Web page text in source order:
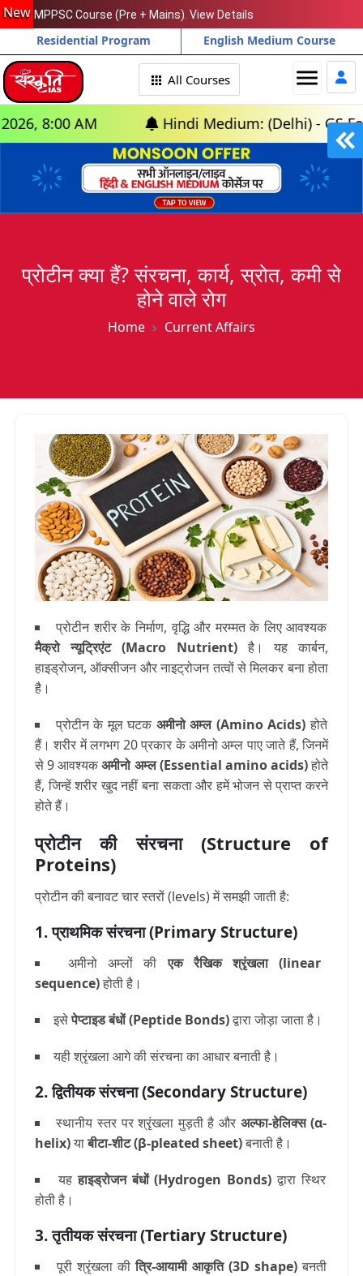
New MPPSC Course (Pre + Mains). View Details
Residential Program English Medium Course
menu
All Courses
Hindi Medium: (Delhi) - GS Foundation
प्रोटीन क्या हैं? संरचना, कार्य, स्रोत, कमी से
होने वाले रोग
Home Current Affairs
प्रोटीनशरीर के निर्माण, वृद्धि और मरम्मत के लिए आवश्यक
मैक्रो न्यूट्रिएंट (Macro Nutrient) है। यह कार्बन,
हाइड्रोजन, ऑक्सीजन और नाइट्रोजनतत्वों से मिलकर बना होता
है।
प्रोटीन के मूल घटक अमीनो अम्ल (Amino Acids) होते
हैं। शरीर में लगभग20 प्रकार के अमीनो अम्ल पाए जाते हैं, जिनमें
से 9आवश्यकअमीनो अम्ल (Essential amino acids)होते
हैं, जिन्हें शरीर खुद नहीं बना सकता और हमें भोजन से प्राप्त करने
होते हैं।
प्रोटीन की संरचना (Structure of
Proteins)
प्रोटीन की बनावट चार स्तरों (levels) में समझी जाती है:
1. प्राथमिक संरचना (Primary Structure)
अमीनो अम्लों की एक रैखिक श्रृंखला (linear
sequence)होती है।
इसेपेप्टाइड बंधों (Peptide Bonds)द्वारा जोड़ा जाता है।
यही श्रृंखला आगे की संरचना का आधार बनाती है।
2. द्वितीयक संरचना (Secondary Structure)
स्थानीय स्तर पर श्रृंखला मुड़ती है और अल्फा-हेलिक्स (α-
helix)याबीटा-शीट (β-pleated sheet)बनाती है।
यह हाइड्रोजन बंधों (Hydrogen Bonds) द्वारा स्थिर
होती है।
3. तृतीयक संरचना (Tertiary Structure)
पूरी श्रृंखला की त्रि-आयामी आकृति (3D shape) बनती